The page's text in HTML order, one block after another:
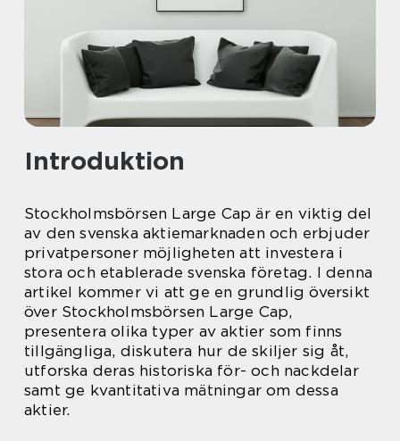
Introduktion
Stockholmsbörsen Large Cap är en viktig del
av den svenska aktiemarknaden och erbjuder
privatpersoner möjligheten att investera i
stora och etablerade svenska företag. I denna
artikel kommer vi att ge en grundlig översikt
över Stockholmsbörsen Large Cap,
presentera olika typer av aktier som finns
tillgängliga, diskutera hur de skiljer sig åt,
utforska deras historiska för- och nackdelar
samt ge kvantitativa mätningar om dessa
aktier.